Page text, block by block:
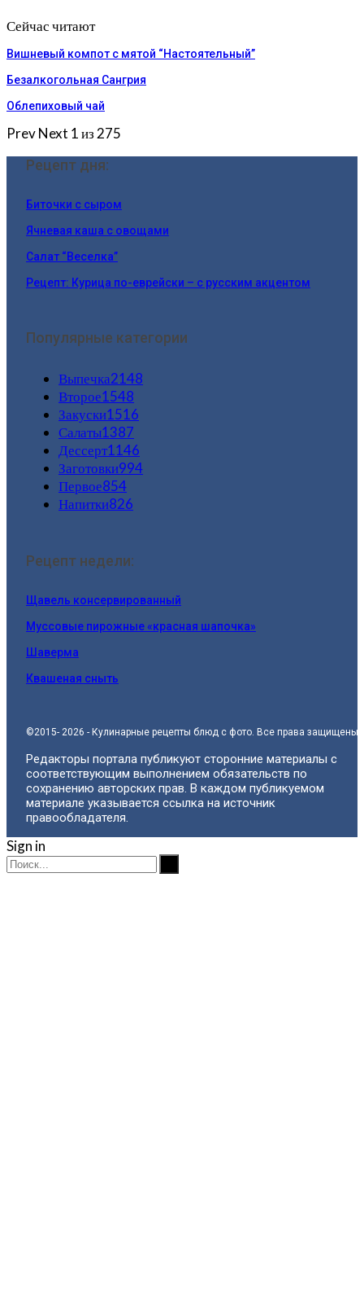
Сейчас читают
Вишневый компот с мятой “Настоятельный”
Безалкогольная Сангрия
Облепиховый чай
PrevNext 1 из 275
Рецепт дня:
Биточки с сыром
Ячневая каша с овощами
Салат “Веселка”
Рецепт: Курица по-еврейски – с русским акцентом
Популярные категории
Выпечка2148
Второе1548
Закуски1516
Салаты1387
Дессерт1146
Заготовки994
Первое854
Напитки826
Рецепт недели:
Щавель консервированный
Муссовые пирожные «красная шапочка»
Шаверма
Квашеная сныть
©2015- 2026 - Кулинарные рецепты блюд с фото. Все права защищены.
Редакторы портала публикуют сторонние материалы с
соответствующим выполнением обязательств по
сохранению авторских прав. В каждом публикуемом
материале указывается ссылка на источник
правообладателя.
Sign in